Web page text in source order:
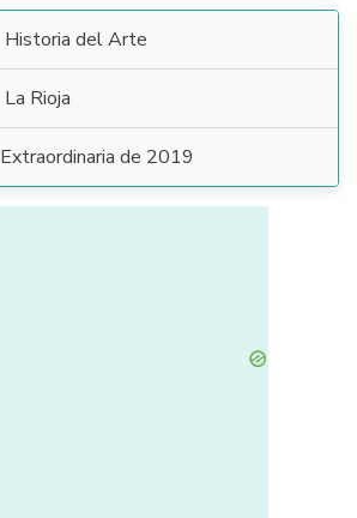
Historia del Arte
La Rioja
Extraordinaria de 2019